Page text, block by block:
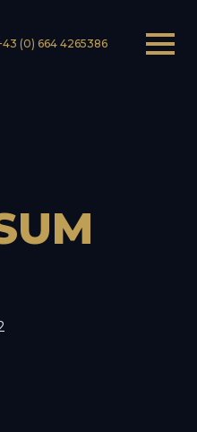
(0) 664 4265386